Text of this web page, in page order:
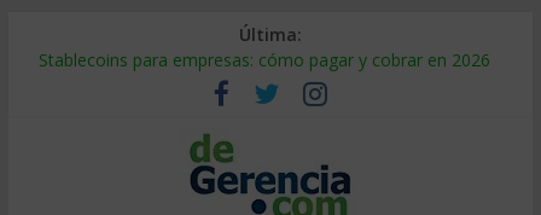
Última:
Stablecoins para empresas: cómo pagar y cobrar en 2026
Despido silencioso: qué es y por qué sale tan caro
IA en selección de personal: cómo auditarla a tiempo
Trabajo forzoso en la cadena de suministro: qué hacer
Mercado hispano de EE. UU.: cómo segmentarlo y venderle